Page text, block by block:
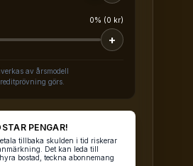
0% (0 kr)
+
av årsmodell
görs.
PENGAR!
tillbaka skulden i tid riskerar
Det kan leda till
bostad, teckna abonnemang